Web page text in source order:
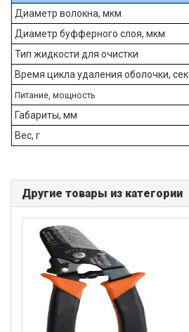
Диаметр волокна, мкм
Диаметр буфферного слоя, мкм
Тип жидкости для очистки
Время цикла удаления оболочки, сек
Питание, мощность
Габариты, мм
Вес, г
Другие товары из категории